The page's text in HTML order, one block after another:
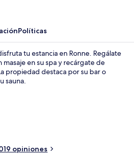
Políticas
tu estancia en Ronne. Regálate
en su spa y recárgate de
propiedad destaca por su bar o
sauna.
opiniones